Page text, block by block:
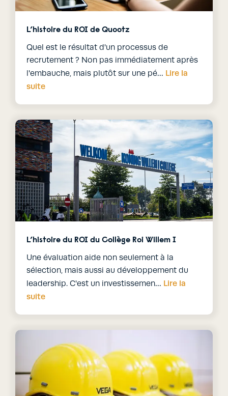
L’histoire du ROI de Quootz
Quel est le résultat d'un processus de
recrutement ? Non pas immédiatement après
l'embauche, mais plutôt sur une pé… Lire la
suite
L’histoire du ROI du Collège Roi Willem I
Une évaluation aide non seulement à la
sélection, mais aussi au développement du
leadership. C'est un investissemen… Lire la
suite